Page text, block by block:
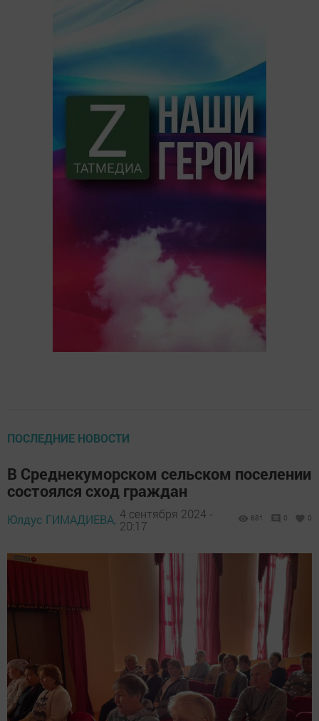
ПОСЛЕДНИЕ НОВОСТИ
В Среднекуморском сельском поселении
состоялся сход граждан
Юлдус ГИМАДИЕВА, 4 сентября 2024 -
20:17
681 0 0